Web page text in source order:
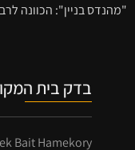
"מהנדס בניין": הכוונה
בדק בית
Bait Hamekory